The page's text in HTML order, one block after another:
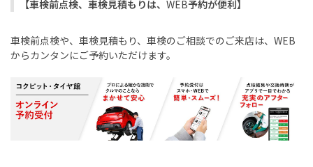
【車検前点検、車検見積もりは、 WEB予約が便利】
車検前点検や、車検見積もり、車検のご相談でのご来店は、 WEB
からカンタンにご予約いただけます。